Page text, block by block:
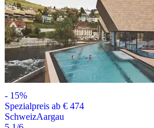
- 15%
Spezialpreis ab € 474
SchweizAargau